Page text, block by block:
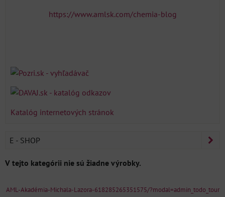
https://www.amlsk.com/chemia-blog
Katalóg internetových stránok
E - SHOP
AML-Akadémia-Michala-Lazora-618285265351575/?modal=admin_todo_tour